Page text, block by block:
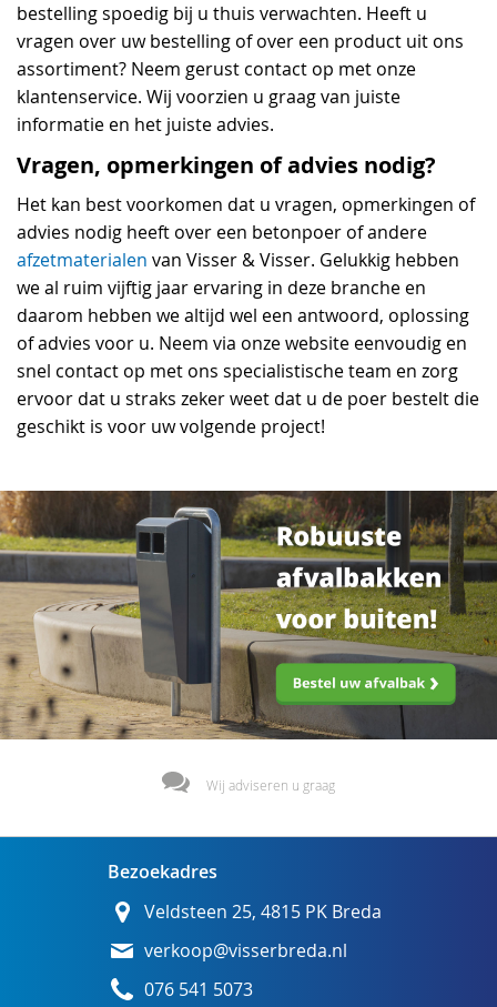
bestelling spoedig bij u thuis verwachten. Heeft u
vragen over uw bestelling of over een product uit ons
assortiment? Neem gerust contact op met onze
klantenservice. Wij voorzien u graag van juiste
informatie en het juiste advies.
Vragen, opmerkingen of advies nodig?
Het kan best voorkomen dat u vragen, opmerkingen of
advies nodig heeft over een betonpoer of andere
afzetmaterialen van Visser & Visser. Gelukkig hebben
we al ruim vijftig jaar ervaring in deze branche en
daarom hebben we altijd wel een antwoord, oplossing
of advies voor u. Neem via onze website eenvoudig en
snel contact op met ons specialistische team en zorg
ervoor dat u straks zeker weet dat u de poer bestelt die
geschikt is voor uw volgende project!
Wij adviseren u graag
Bezoekadres
Veldsteen 25, 4815 PK Breda
verkoop@visserbreda.nl
076 541 5073